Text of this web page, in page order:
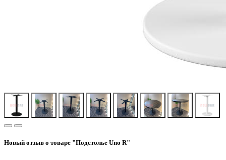
Новый отзыв о товаре "Подстолье Uno R"